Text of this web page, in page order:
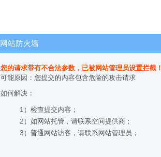
网站防火墙
您的请求带有不合法参数，已被网站管理员设置拦截！
可能原因：您提交的内容包含危险的攻击请求
如何解决：
1）检查提交内容；
2）如网站托管，请联系空间提供商；
3）普通网站访客，请联系网站管理员；